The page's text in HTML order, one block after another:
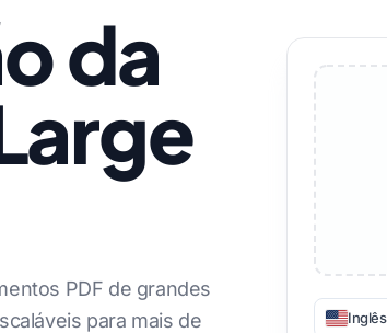
Excel (. XLSX)
(.PPT)
PPTX
do InDesign (. IDML)
InDesign para
XLSX para PDF
TXT para XLSX
JPG para PDF
JPEG para PDF
PNG para PDF
DOCX para TXT
Bengalês
Urdu
Marata
Vietnamita
da
PDF de grandes
para mais de